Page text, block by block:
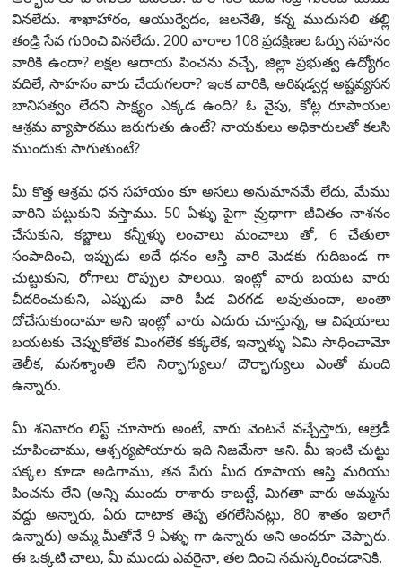
వినలేదు. శాఖాహారం, ఆయుర్వేదం, జలనేతి, కన్న ముదుసలి తల్లి
తండ్రి సేవ గురించి వినలేదు. 200 వారాల 108 ప్రదక్షిణల ఓర్పు సహనం
వారికి ఉందా? లక్షల ఆదాయ పించను వచ్చే, జిల్లా ప్రభుత్వ ఉద్యోగం
వదిలే, సాహసం వారు చేయగలరా? ఇంక వారికి, అరిషడ్వర్గ అష్టవ్యసన
బానిసత్వం లేదని సాక్ష్యం ఎక్కడ ఉంది? ఓ వైపు, కోట్ల రూపాయల
ఆశ్రమ వ్యాపారము జరుగుతు ఉంటే? నాయకులు అధికారులతో కలసి
ముందుకు సాగుతుంటే?
మీ కొత్త ఆశ్రమ ధన సహాయం కూ అసలు అనుమానమే లేదు, మేము
వారిని పట్టుకుని వస్తాము. 50 ఏళ్ళు పైగా వ్రుధాగా జీవితం నాశనం
చేసుకుని, కబ్జాలు కన్నీళ్ళు లంచాలు మంచాలు తో, 6 చేతులా
సంపాదించి, ఇప్పుడు అదే ధనం ఆస్తి వారి మెడకు గుదిబండ గా
చుట్టుకుని, రోగాలు రొప్పుల పాలయి, ఇంట్లో వారు బయట వారు
చీదరించుకుని, ఎప్పుడు వారి పీడ విరగడ అవుతుందా, అంతా
దోచేసుకుందామా అని ఇంట్లో వారు ఎదురు చూస్తున్న, ఆ విషయాలు
బయటకు చెప్పుకోలేక మింగలేక కక్కలేక, ఇన్నాళ్ళు ఏమి సాధించామో
తెలీక, మనశ్శాంతి లేని నిర్భాగ్యులు/ దౌర్భాగ్యులు ఎంతో మంది
ఉన్నారు.
మీ శనివారం లిస్ట్ చూసారు అంటే, వారు వెంటనే వచ్చేస్తారు, ఆల్రెడీ
చూపించాము, ఆశ్చర్యపోయారు ఇది నిజమేనా అని. మీ ఇంటి చుట్టు
పక్కల కూడా అడిగాము, తన పేరు మీద రూపాయ ఆస్తి మరియు
పించను లేని (అన్ని ముందు రాశారు కాబట్టే, మిగతా వారు అమ్మను
వద్దు అన్నారు, ఏరు దాటాక తెప్ప తగలేసినట్లు, 80 శాతం ఇలాగే
ఉన్నారు) అమ్మ మీతోనే 9 ఏళ్ళు గా ఉన్నారు అని అందరూ చెప్పారు.
ఈ ఒక్కటి చాలు, మీ ముందు ఎవరైనా, తల దించి నమస్కరించడానికి.